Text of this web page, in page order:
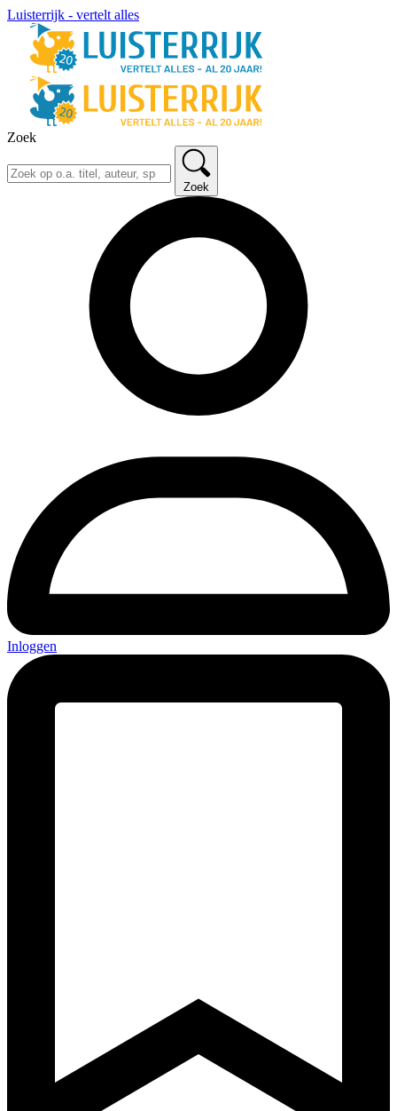
Luisterrijk - vertelt alles
Zoek
Zoek
Inloggen